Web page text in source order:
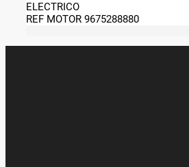
ELECTRICO
REF MOTOR 9675288880